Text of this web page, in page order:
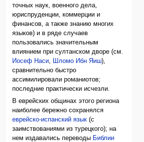
точных наук, военного дела,
юриспруденции, коммерции и
финансов, а также знанию многих
языков) и в ряде случаев
пользовались значительным
влиянием при султанском дворе (см.
Иосеф Наси
Шломо Ибн Яиш),
сравнительно быстро
ассимилировали романиотов;
последние практически исчезли.
В еврейских общинах этого региона
наиболее бережно сохранялся
еврейско-испанский язык (с
заимствованиями из турецкого); на
нем издавались переводы Библии